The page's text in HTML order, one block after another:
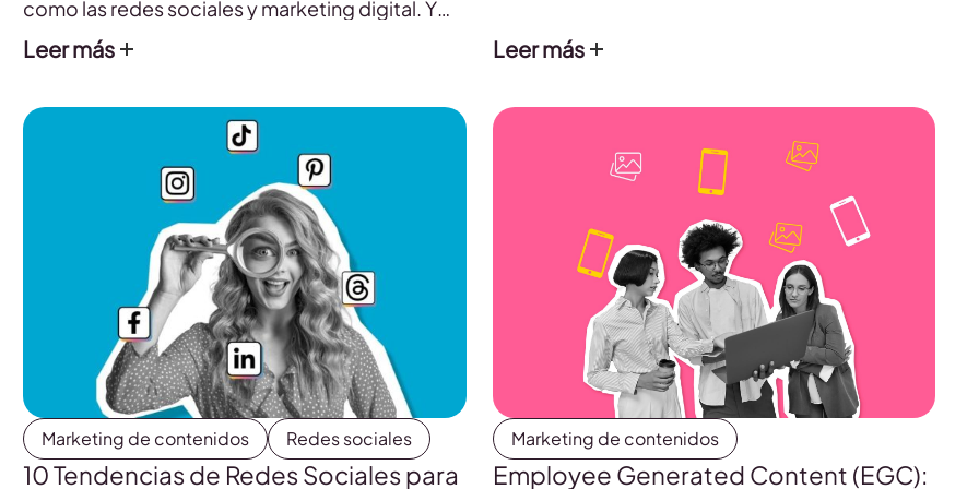
como las redes sociales y marketing digital. Y
ocho recomendaciones para que empieces a
Leer más Leer más
Marketing de contenidos Redes sociales
10 Tendencias de Redes Sociales para
Marketing de contenidos
Employee Generated Content (EGC):